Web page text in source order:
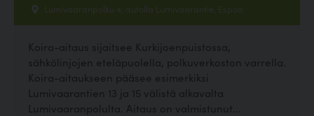
Lumivaaranpolku 4, autolla Lumivaarantie, Espoo
Koira-aitaus sijaitsee Kurkijoenpuistossa,
sähkölinjojen eteläpuolella, polkuverkoston varrella.
Koira-aitaukseen pääsee esimerkiksi
Lumivaarantien 13 ja 15 välistä alkavalta
Lumivaaranpolulta. Aitaus on valmistunut...